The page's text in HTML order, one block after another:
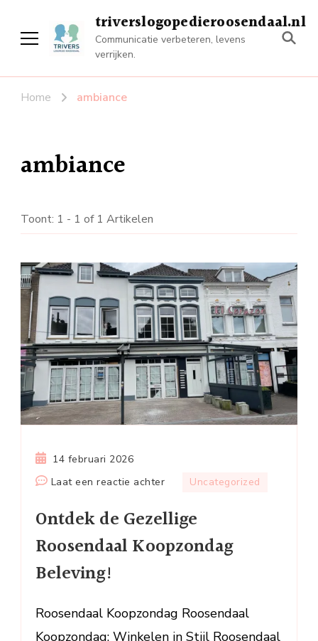
triverslogopedieroosendaal.nl
Communicatie verbeteren, levens
verrijken.
Home ambiance
ambiance
Toont: 1 - 1 of 1 Artikelen
14 februari 2026
Laat een reactie achterop
de
Gezellige
Roosendaal
Uncategorized
Ontdek de Gezellige
Roosendaal Koopzondag
Beleving!
Roosendaal Koopzondag Roosendaal
Koopzondag: Winkelen in Stijl Roosendaal